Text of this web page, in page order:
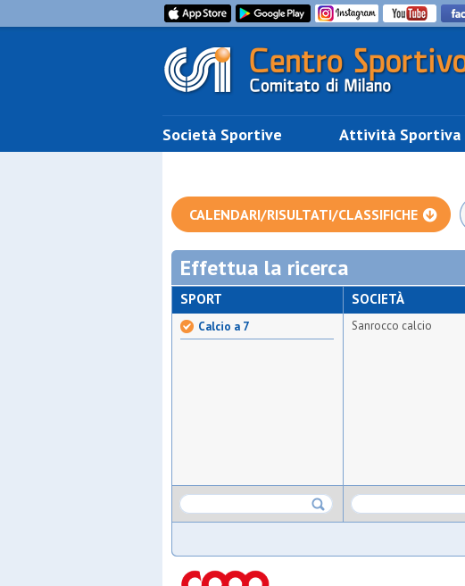
Società Sportive Attività Sportiva
CALENDARI/RISULTATI/CLASSIFICHE
Effettua la ricerca
SPORT
Calcio a 7
SOCIETÀ
Sanrocco calcio